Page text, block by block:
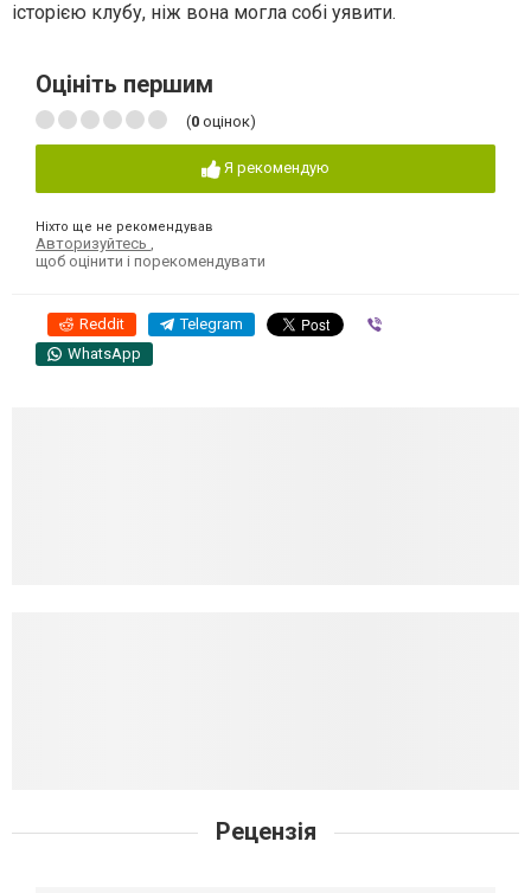
історією клубу, ніж вона могла собі уявити.
Оцініть першим
(0 оцінок)
Я рекомендую
Ніхто ще не рекомендував
Авторизуйтесь
щоб оцінити і порекомендувати
Reddit Telegram
WhatsApp
Рецензія